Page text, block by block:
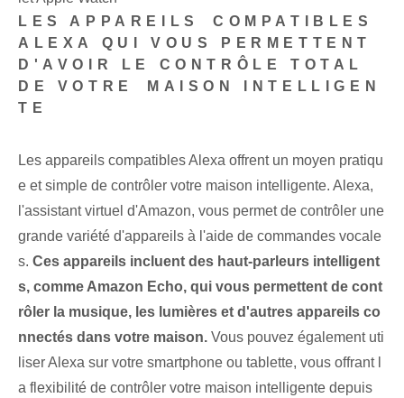
LES APPAREILS⁢ COMPATIBLES
ALEXA QUI VOUS PERMETTENT
D'AVOIR LE CONTRÔLE TOTAL
DE VOTRE⁤ MAISON INTELLIGEN
TE
Les appareils compatibles Alexa offrent un moyen pratiqu
e et simple de contrôler votre maison intelligente. Alexa,
l'assistant virtuel d'Amazon, vous permet de contrôler une
grande ‌variété⁣ d'appareils ⁣à l'aide de commandes vocale
s. Ces appareils incluent des haut-parleurs intelligent
s, comme Amazon Echo, qui vous permettent de cont
rôler la musique, les lumières et d'autres appareils co
nnectés dans votre maison. Vous pouvez également uti
liser Alexa sur votre ‌smartphone ou tablette, ‌vous offrant‍ l
a flexibilité de contrôler votre maison intelligente‍ depuis